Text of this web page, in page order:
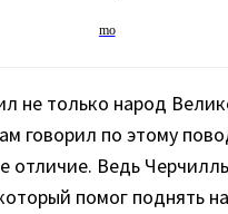
не только народ
говорил по этому
отличие. Ведь
помог поднять